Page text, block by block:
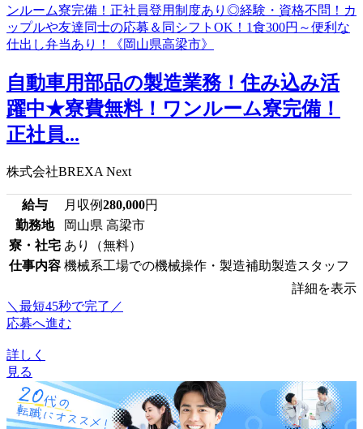
自動車用部品の製造業務！住み込み活
躍中★寮費無料！ワンルーム寮完備！
正社員...
株式会社BREXA Next
給与 月収例280,000円
勤務地
岡山県 高梁市
寮・社宅 あり（無料）
仕事内容 機械系工場での機械操作・製造補助製造スタッフ
詳細を表示
＼最短45秒で完了／
応募へ進む
詳しく
見る